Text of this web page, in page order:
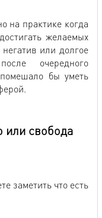
на практике когда
желаемых
или долгое
очередного
бы уметь
или свобода
заметить что есть